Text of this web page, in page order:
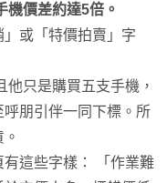
機價差約達5倍。
或「特價拍賣」字
他只是購買五支手機，
朋引伴一同下標。所
這些字樣： 「作業難